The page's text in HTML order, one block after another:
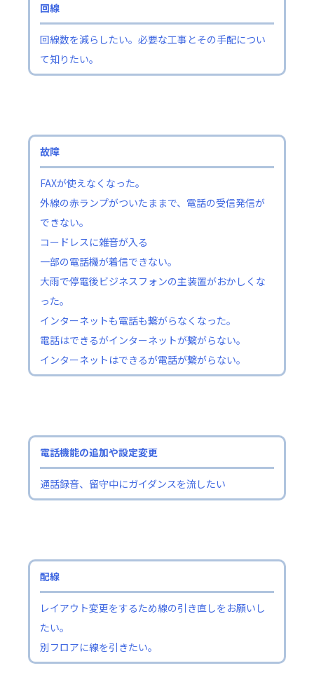
回線
回線数を減らしたい。必要な工事とその手配につい
て知りたい。
故障
FAXが使えなくなった。
外線の赤ランプがついたままで、電話の受信発信が
できない。
コードレスに雑音が入る
一部の電話機が着信できない。
大雨で停電後ビジネスフォンの主装置がおかしくな
った。
インターネットも電話も繋がらなくなった。
電話はできるがインターネットが繋がらない。
インターネットはできるが電話が繋がらない。
電話機能の追加や設定変更
通話録音、留守中にガイダンスを流したい
配線
レイアウト変更をするため線の引き直しをお願いし
たい。
別フロアに線を引きたい。